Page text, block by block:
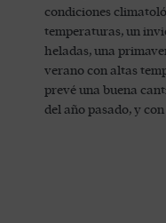
condiciones
temperaturas, un
heladas, una
verano con altas
prevé una buena
del año pasado, y